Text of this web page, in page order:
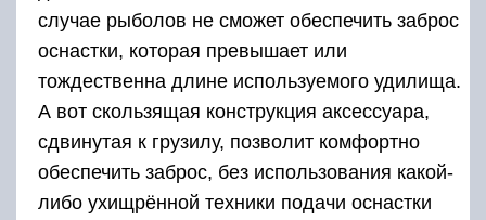
случае рыболов не сможет обеспечить заброс
оснастки, которая превышает или
тождественна длине используемого удилища.
А вот скользящая конструкция аксессуара,
сдвинутая к грузилу, позволит комфортно
обеспечить заброс, без использования какой-
либо ухищрённой техники подачи оснастки